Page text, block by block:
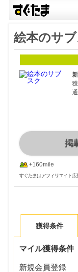
絵本のサ
掲
+160mile
すぐたまはアフィリエイト
獲得条件
マイル獲得条件
新規会員登録